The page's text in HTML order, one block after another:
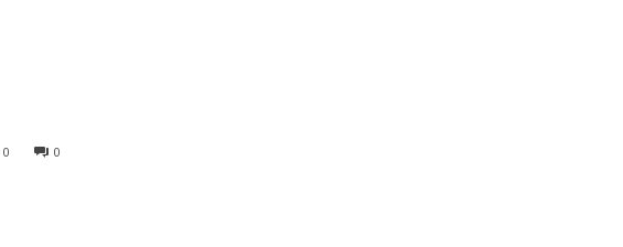
0
0